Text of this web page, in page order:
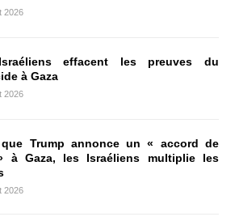
2026
effacent les preuves du
à Gaza
2026
Trump annonce un « accord de
à Gaza, les Israéliens multiplie les
2026